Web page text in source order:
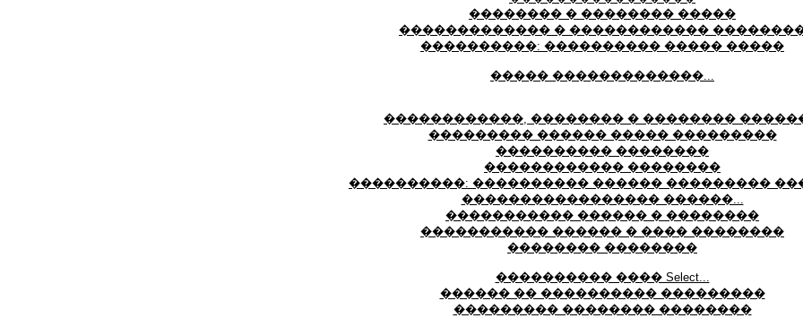
�������� � �������� �����
������������� � ������������
����������: ���������� ����� �����
����� �������������...
������������, �������� � ��������
��������� ������ ����� ���������
���������� ��������
������������ ��������
����������: ���������� ������ ���������
����������������� ������...
����������� ������ � ��������
����������� ������ � ���� ��������
�������� ��������
���������� ���� Select...
������ �� ���������� ���������
��������� �������� ��������